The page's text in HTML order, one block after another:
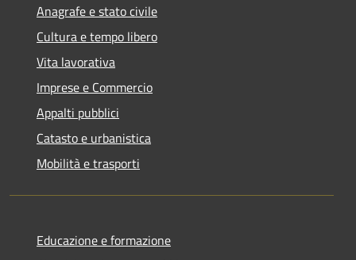
Anagrafe e stato civile
Cultura e tempo libero
Vita lavorativa
Imprese e Commercio
Appalti pubblici
Catasto e urbanistica
Mobilità e trasporti
Educazione e formazione